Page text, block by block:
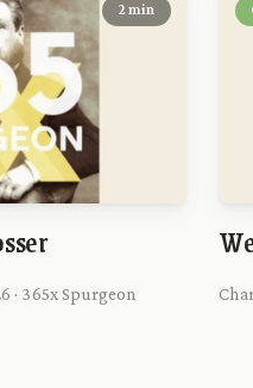
2 min
· 365x Spurgeon